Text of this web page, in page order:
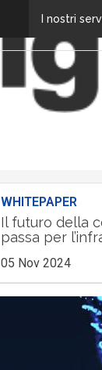
I nostri
WHITEPAPER
Il futuro della
passa per
05 Nov 2024